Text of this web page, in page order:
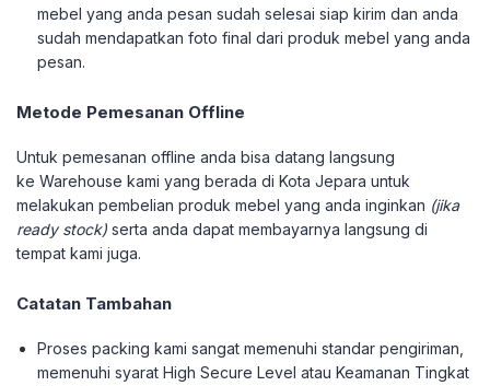
mebel yang anda pesan sudah selesai siap kirim dan anda
sudah mendapatkan foto final dari produk mebel yang anda
pesan.
Metode Pemesanan Offline
Untuk pemesanan offline anda bisa datang langsung
ke Warehouse kami yang berada di Kota Jepara untuk
melakukan pembelian produk mebel yang anda inginkan (jika
ready stock) serta anda dapat membayarnya langsung di
tempat kami juga.
Catatan Tambahan
Proses packing kami sangat memenuhi standar pengiriman,
memenuhi syarat High Secure Level atau Keamanan Tingkat